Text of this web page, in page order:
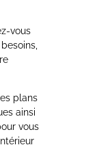
vous
plans
ainsi
vous